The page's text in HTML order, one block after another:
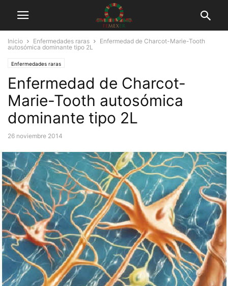
Inicio Enfermedades raras
Enfermedad de Charcot-Marie-Tooth
autosómica dominante tipo 2L
Enfermedades raras
Enfermedad de Charcot-
Marie-Tooth autosómica
dominante tipo 2L
26 noviembre 2014